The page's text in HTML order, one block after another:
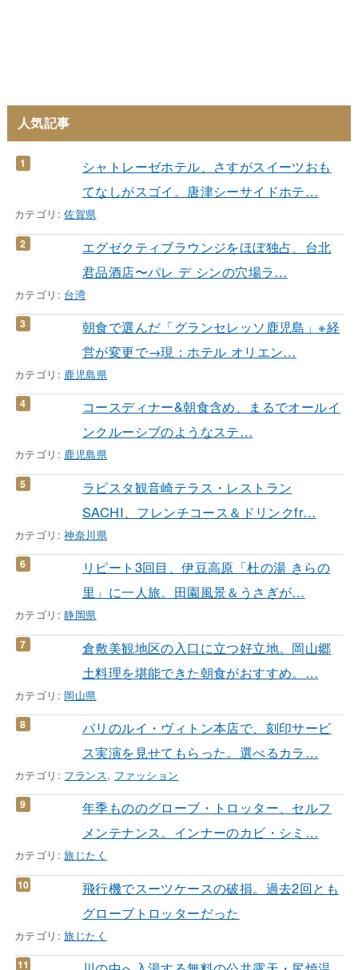
人気記事
シャトレーゼホテル、さすがスイーツおも
てなしがスゴイ。唐津シーサイドホテ…
カテゴリ:佐賀県
エグゼクティブラウンジをほぼ独占、台北
君品酒店〜パレ デ シンの穴場ラ…
カテゴリ: 台湾
朝食で選んだ「グランセレッソ鹿児島」※経
営が変更で→現：ホテル オリエン…
カテゴリ: 鹿児島県
コースディナー&朝食含め、まるでオールイ
ンクルーシブのようなステ…
カテゴリ: 鹿児島県
ラビスタ観音崎テラス・レストラン
SACHI、フレンチコース＆ドリンクfr…
カテゴリ:神奈川県
リピート3回目、伊豆高原「杜の湯 きらの
里」に一人旅。田園風景＆うさぎが…
カテゴリ:静岡県
倉敷美観地区の入口に立つ好立地。岡山郷
土料理を堪能できた朝食がおすすめ。…
カテゴリ: 岡山県
パリのルイ・ヴィトン本店で、刻印サービ
ス実演を見せてもらった。選べるカラ…
カテゴリ: フランス, ファッション
年季もののグローブ・トロッター、セルフ
メンテナンス。インナーのカビ・シミ…
カテゴリ:旅じたく
飛行機でスーツケースの破損。過去2回とも
グローブトロッターだった
カテゴリ:旅じたく